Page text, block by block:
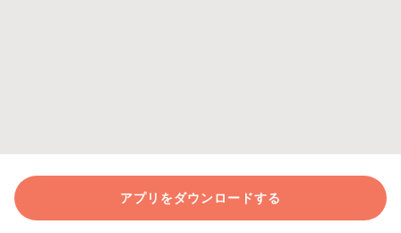
アプリをダウンロードする